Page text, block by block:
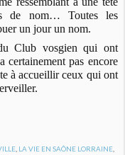
de nom… Toutes les
un jour un nom.
Club vosgien qui ont
certainement pas encore
à accueillir ceux qui ont
, LA VIE EN SAÔNE LORRAINE,